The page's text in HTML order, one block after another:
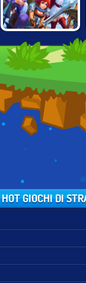
MIGHTY PARTY
HOT GIOCHI DI